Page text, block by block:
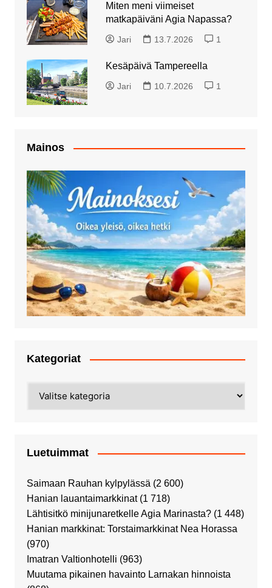
Miten meni viimeiset
matkapäiväni Agia Napassa?
Jari 13.7.2026 1
Kesäpäivä Tampereella
Jari 10.7.2026 1
Mainos
Kategoriat
Luetuimmat
Saimaan Rauhan kylpylässä (2 600)
Hanian lauantaimarkkinat (1 718)
Lähtisitkö minijunaretkelle Agia Marinasta? (1 448)
Hanian markkinat: Torstaimarkkinat Nea Horassa
(970)
Imatran Valtionhotelli (963)
Muutama pikainen havainto Larnakan hinnoista